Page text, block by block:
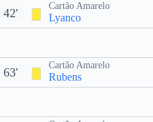
Cartão Amarelo
Lyanco
42'
Cartão Amarelo
Rubens
63'